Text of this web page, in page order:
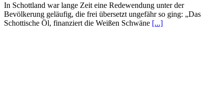
In Schottland war lange Zeit eine Redewendung unter der
Bevölkerung geläufig, die frei übersetzt ungefähr so ging: „Das
Schottische Öl, finanziert die Weißen Schwäne [...]